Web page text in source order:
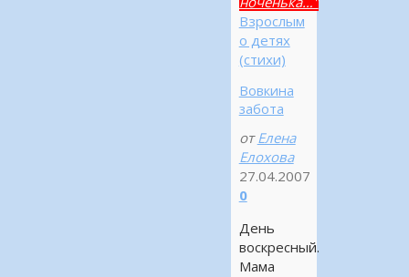
Взрослым
о детях
(стихи)
Вовкина
забота
от Елена
Елохова
27.04.2007
0
День
воскресный.
Мама